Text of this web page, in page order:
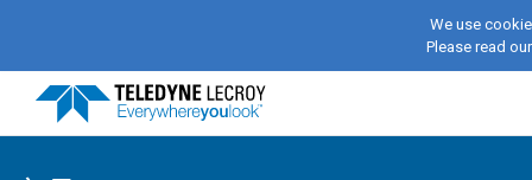
We use
Please read